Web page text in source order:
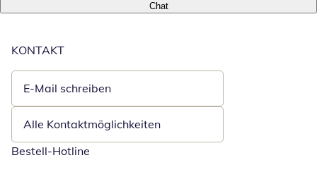
Chat
KONTAKT
E-Mail schreiben
Öffnet E-Mail-Client
Alle Kontaktmöglichkeiten
Bestell-Hotline